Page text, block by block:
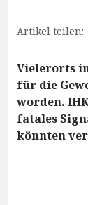
Artikel teilen:
Vielerorts
für die
worden.
fatales
könnten